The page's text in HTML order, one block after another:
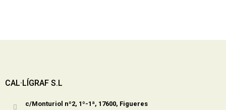
CAL·LÍGRAF S.L
c/Monturiol nº2, 1º-1ª, 17600, Figueres